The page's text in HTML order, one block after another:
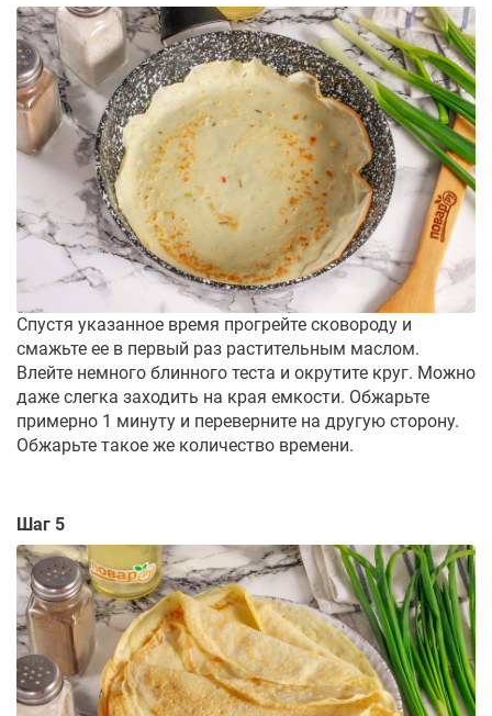
Спустя указанное время прогрейте сковороду и
смажьте ее в первый раз растительным маслом.
Влейте немного блинного теста и окрутите круг. Можно
даже слегка заходить на края емкости. Обжарьте
примерно 1 минуту и переверните на другую сторону.
Обжарьте такое же количество времени.
Шаг 5